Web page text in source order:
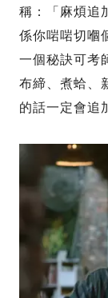
稱：「麻煩追
係你啱啱切嗰
一個秘訣可考
布締、煮蛤、
的話一定會追